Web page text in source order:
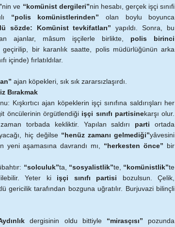
nin ve “komünist dergileri”nin hesabı, gerçek işçi sınıfi
“polis komünistlerinden” olan boylu boyunca
sözde: Komünist tevkifatları” yapıldı. Sonra, bu
ajanlar, mâsum işçilerle birlikte, polis birinci
bir karanlık saatte, polis müdürlüğünün arka
içinde) fırlatıldılar.
ajan köpekleri, sık sık zararsızlaşırdı.
Bırakmak
Kışkırtıcı ajan köpeklerin işçi sınıfına saldırışları her
öncülerinin örgütlendiği işçi sınıfı partisinekarşı olur.
torbada kekliktir. Yapılan saldırı parti ortada
hiç değilse “henüz zamanı gelmediği”yâvesini
yeni aşamasına davrandı mı, “herkesten önce” bir
“solculuk”ta, “sosyalistlik”te, “komünistlik”te
Yeter ki işçi sınıfı partisi bozulsun. Çelik,
gericilik tarafından bozguna uğratılır. Burjuvazi bilinçli
dergisinin oldu bittiyle “mirasçısı” pozunda